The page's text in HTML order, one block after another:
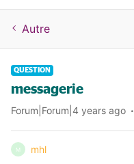
Autre
QUESTION
messagerie
Forum|Forum|4 years ago
M mhl